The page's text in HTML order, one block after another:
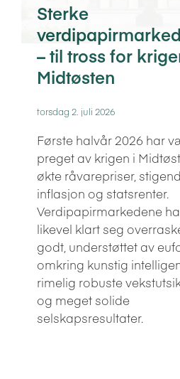
Sterke
– til tross for
Midtøsten
torsdag 2. juli 2026
Første halvår 2026 har
preget av krigen i
økte råvarepriser,
inflasjon og statsrenter.
Verdipapirmarkedene
likevel klart seg
godt, understøttet av
omkring kunstig
rimelig robuste
og meget solide
selskapsresultater.